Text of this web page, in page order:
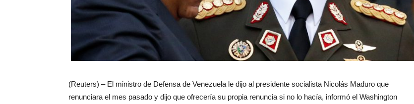
(Reuters) – El ministro de Defensa de Venezuela le dijo al presidente socialista Nicolás Maduro que
renunciara el mes pasado y dijo que ofrecería su propia renuncia si no lo hacía, informó el Washington